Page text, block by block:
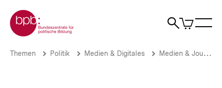
zum
Seiteninhalt
springen
Zur Startseite der bpb
Suche
Artikel
im
Gebührenpflichtige
Brotkrümelnavigation
Pfadnavigation
Themen Politik Medien & Digitales Medien & Journalismus